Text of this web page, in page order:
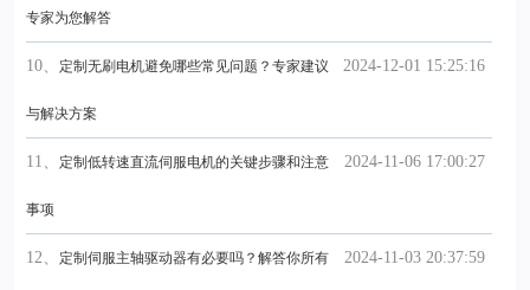
专家为您解答
2024-12-01 15:25:16
10、 定制无刷电机避免哪些常见问题？专家建议
与解决方案
2024-11-06 17:00:27
11、 定制低转速直流伺服电机的关键步骤和注意
事项
2024-11-03 20:37:59
12、 定制伺服主轴驱动器有必要吗？解答你所有